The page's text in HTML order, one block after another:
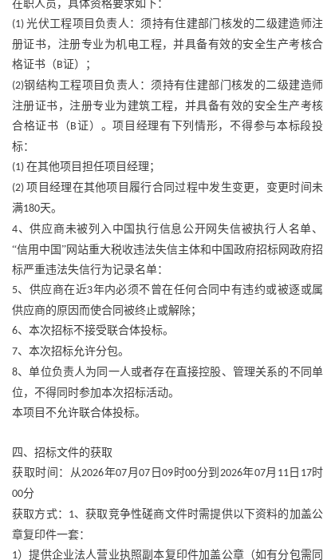
在职人员，具体资格要求如下：
(1)光伏工程项目负责人：须持有住建部门核发的二级建造师注
册证书，注册专业为机电工程，并具备有效的安全生产考核合
格证书（B证）；
(2)钢结构工程项目负责人：须持有住建部门核发的二级建造师
注册证书，注册专业为建筑工程，并具备有效的安全生产考核
合格证书（B证）。项目经理有下列情形，不得参与本标段投
标：
(1) 在其他项目担任项目经理；
(2)项目经理在其他项目履行合同过程中发生变更，变更时间未
满180天。
4、供应商未被列入中国执行信息公开网失信被执行人名单、
“信用中国”网站重大税收违法失信主体和中国政府招标网政府招
标严重违法失信行为记录名单：
5、供应商在近3年内必须不曾在任何合同中有违约或被逐或属
供应商的原因而使合同被终止或解除；
6、本次招标不接受联合体投标。
7、本次招标允许分包。
8、单位负责人为同一人或者存在直接控股、管理关系的不同单
位，不得同时参加本次招标活动。
本项目不允许联合体投标。
四、招标文件的获取
获取时间：从2026年07月 07 日 09 时00分到 2026年07月 11日 17时
00分
获取方式： 1、获取竞争性磋商文件时需提供以下资料的加盖公
章复印件一套：
1）提供企业法人营业执照副本复印件加盖公章（如有分包需同